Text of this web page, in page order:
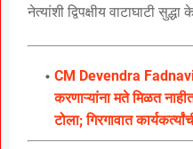
नेत्यांशी द्विपक्षीय वाटाघाटी
CM Devendra
करणाऱ्यांना मते मिळत
टोला; गिरगावात